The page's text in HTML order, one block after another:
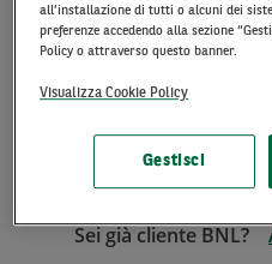
Cliccando “Prosegui”
Informativa Privacy
Sei già cliente BNL?
all’installazione di tutti o alcuni dei
preferenze accedendo alla sezione
Policy o attraverso questo banner.
Visualizza Cookie Policy
Gestisci